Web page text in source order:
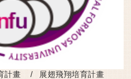
計畫 展翅飛翔培育計畫